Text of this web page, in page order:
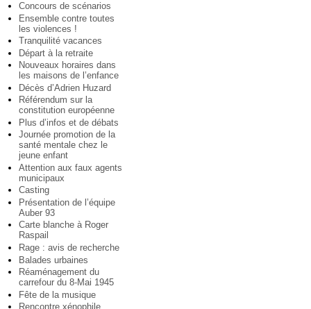
Concours de scénarios
Ensemble contre toutes
les violences !
Tranquilité vacances
Départ à la retraite
Nouveaux horaires dans
les maisons de l’enfance
Décès d’Adrien Huzard
Référendum sur la
constitution européenne
Plus d’infos et de débats
Journée promotion de la
santé mentale chez le
jeune enfant
Attention aux faux agents
municipaux
Casting
Présentation de l’équipe
Auber 93
Carte blanche à Roger
Raspail
Rage : avis de recherche
Balades urbaines
Réaménagement du
carrefour du 8-Mai 1945
Fête de la musique
Rencontre xénophile